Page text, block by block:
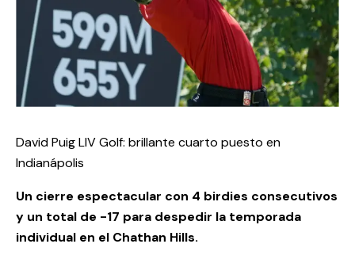
David Puig LIV Golf: brillante cuarto puesto en
Indianápolis
Un cierre espectacular con 4 birdies consecutivos
y un total de -17 para despedir la temporada
individual en el Chathan Hills.